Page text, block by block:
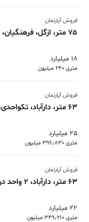
فروش آپارتمان
18 میلیارد
متری 240 میلیون
فروش آپارتمان
25 میلیارد
متری 396٫830 میلیون
فروش آپارتمان
22 میلیارد
متری 349٫210 میلیون